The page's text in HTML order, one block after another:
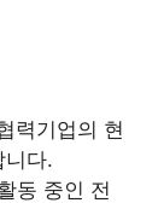
력기업의 현
니다.
동 중인 전